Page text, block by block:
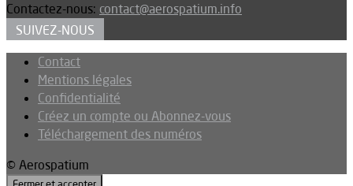
Contactez-nous: contact@aerospatium.info
SUIVEZ-NOUS
Contact
Mentions légales
Confidentialité
Créez un compte ou Abonnez-vous
Téléchargement des numéros
© Aerospatium